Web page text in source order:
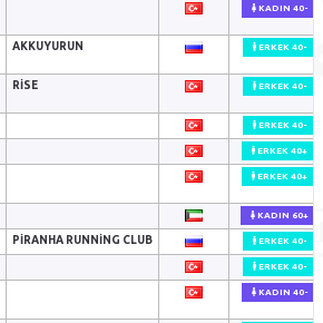
KADIN 40-
AKKUYURUN ERKEK 40-
RISE ERKEK 40-
ERKEK 40-
ERKEK 40+
ERKEK 40+
KADIN 60+
PIRANHA RUNNING CLUB ERKEK 40-
ERKEK 40-
KADIN 40-